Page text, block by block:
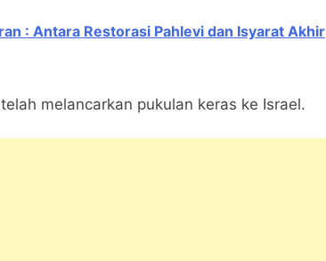
: Antara Restorasi Pahlevi dan Isyarat Akhir
melancarkan pukulan keras ke Israel.